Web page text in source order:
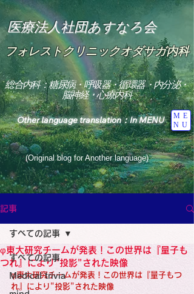
医療法人社団あすなろ会
フォレストクリニックオダサガ内科
Other language translation：In MENU
ME
NU
総合内科：糖尿病・呼吸器・循環器・内分泌・
脳神経・心療内科
(Original blog for Another language)
Heavens: Beyond the Universe: The World
the God of Light Resides"
尿病
経内科専門医
尿病
Wide Blog
性診療
Religion
記事
すべての記事
Medical trivia
すべての記事
φ東大研究チームが発表！この世界は『量子も
つれ』により"投影"された映像
φ東大研究チームが発表！この世界は『量子もつ
れ』により"投影"された映像